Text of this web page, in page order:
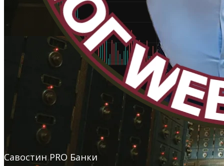
Савостин PRO Банки